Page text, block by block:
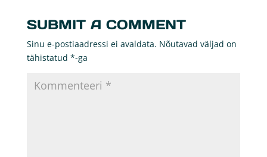
SUBMIT A COMMENT
Sinu e-postiaadressi ei avaldata. Nõutavad väljad on
tähistatud *-ga